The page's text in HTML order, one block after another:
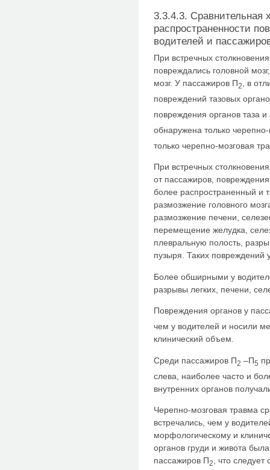
3.3.4.3. Сравнительная
распространенности
водителей и
При встречных
повреждались головной
мозг. У пассажиров П2
, в
повреждений тазовых
повреждения органов таза
обнаружена только
только черепно-мозговая
При встречных
от пассажиров,
более распространенный и
размозжение головного
размозжение печени,
перемещение желудка,
плевральную полость,
пузыря. Таких повреждений
Более обширными у
разрывы легких, печени,
Повреждения органов у
чем у водителей и носили
клинический объем.
Среди пассажиров П2 –П5
слева, наиболее часто и
внутренних органов
Черепно-мозговая травма
встречались, чем у
морфологическому и
органов груди и живота
пассажиров П2
, что